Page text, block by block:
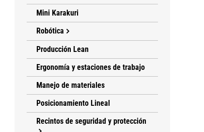
Mini Karakuri
Robótica
Producción Lean
Ergonomía y estaciones de trabajo
Manejo de materiales
Posicionamiento Lineal
Recintos de seguridad y protección